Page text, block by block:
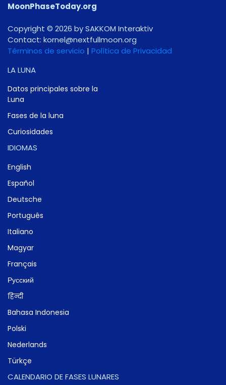
MoonPhaseToday.org
Copyright © 2026 by SAKKOM Interaktiv
Contact: gro.noomlluftxen@lenrok
Términos de servicio | Política de Privacidad
LA LUNA
Datos principales sobre la
Luna
Fases de la luna
Curiosidades
IDIOMAS
English
Español
Deutsche
Português
Italiano
Magyar
Français
Русский
हिन्दी
Bahasa Indonesia
Polski
Nederlands
Türkçe
CALENDARIO DE FASES LUNARES